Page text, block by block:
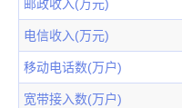
邮政收入(万元)
电信收入(万元)
移动电话数(万户)
宽带接入数(万户)